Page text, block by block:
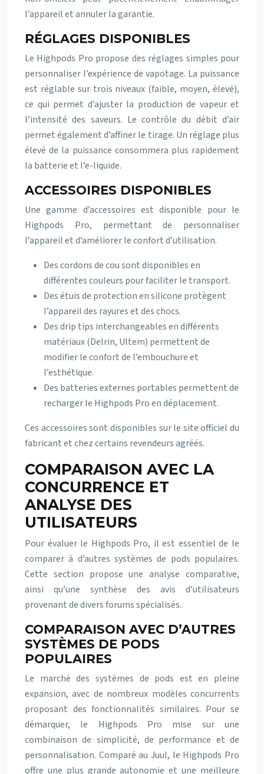
l’appareil et annuler la garantie.
RÉGLAGES DISPONIBLES
Le Highpods Pro propose des réglages simples pour
personnaliser l’expérience de vapotage. La puissance
est réglable sur trois niveaux (faible, moyen, élevé),
ce qui permet d’ajuster la production de vapeur et
l’intensité des saveurs. Le contrôle du débit d’air
permet également d’affiner le tirage. Un réglage plus
élevé de la puissance consommera plus rapidement
la batterie et l’e-liquide.
ACCESSOIRES DISPONIBLES
Une gamme d’accessoires est disponible pour le
Highpods Pro, permettant de personnaliser
l’appareil et d’améliorer le confort d’utilisation.
Des cordons de cou sont disponibles en
différentes couleurs pour faciliter le transport.
Des étuis de protection en silicone protègent
l’appareil des rayures et des chocs.
Des drip tips interchangeables en différents
matériaux (Delrin, Ultem) permettent de
modifier le confort de l’embouchure et
l’esthétique.
Des batteries externes portables permettent de
recharger le Highpods Pro en déplacement.
Ces accessoires sont disponibles sur le site officiel du
fabricant et chez certains revendeurs agréés.
COMPARAISON AVEC LA
CONCURRENCE ET
ANALYSE DES
UTILISATEURS
Pour évaluer le Highpods Pro, il est essentiel de le
comparer à d’autres systèmes de pods populaires.
Cette section propose une analyse comparative,
ainsi qu’une synthèse des avis d’utilisateurs
provenant de divers forums spécialisés.
COMPARAISON AVEC D’AUTRES
SYSTÈMES DE PODS
POPULAIRES
Le marché des systèmes de pods est en pleine
expansion, avec de nombreux modèles concurrents
proposant des fonctionnalités similaires. Pour se
démarquer, le Highpods Pro mise sur une
combinaison de simplicité, de performance et de
personnalisation. Comparé au Juul, le Highpods Pro
offre une plus grande autonomie et une meilleure